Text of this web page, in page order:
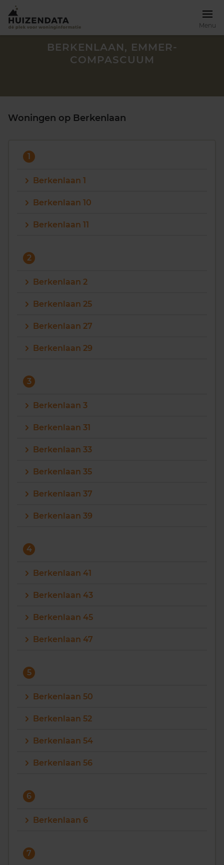
Menu
Zoek een woning
Maandag t/m vrijdag - 08:00 -18:00
BERKENLAAN, EMMER-
COMPASCUUM
Woningen op Berkenlaan
1
Berkenlaan 1
Berkenlaan 10
Berkenlaan 11
2
Berkenlaan 2
Berkenlaan 25
Berkenlaan 27
Berkenlaan 29
3
Berkenlaan 3
Berkenlaan 31
Berkenlaan 33
Berkenlaan 35
Berkenlaan 37
Berkenlaan 39
4
Berkenlaan 41
Berkenlaan 43
Berkenlaan 45
Berkenlaan 47
5
Berkenlaan 50
Berkenlaan 52
Berkenlaan 54
Berkenlaan 56
6
Berkenlaan 6
7